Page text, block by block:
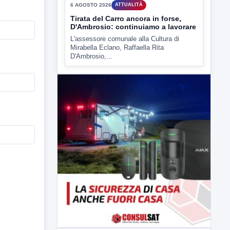
6 AGOSTO 2026 ATTUALITÀ
Tirata del Carro ancora in forse,
D'Ambrosio: continuiamo a lavorare
L'assessore comunale alla Cultura di
Mirabella Eclano, Raffaella Rita
D'Ambrosio,...